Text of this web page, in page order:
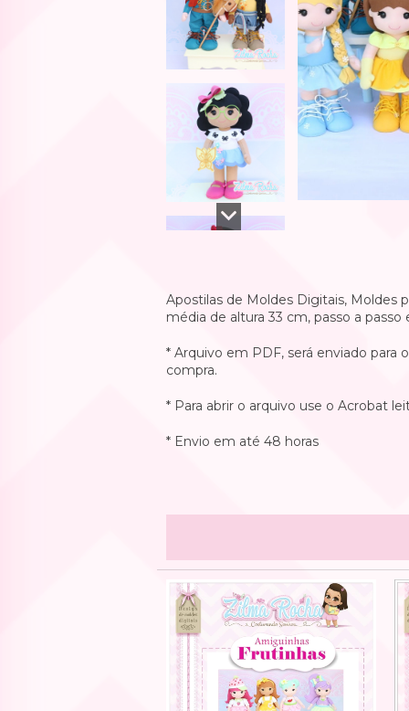
Apostilas de Moldes Digitais, Moldes
média de altura 33 cm, passo a passo
* Arquivo em PDF, será enviado para
compra.
* Para abrir o arquivo use o Acrobat
* Envio em até 48 horas